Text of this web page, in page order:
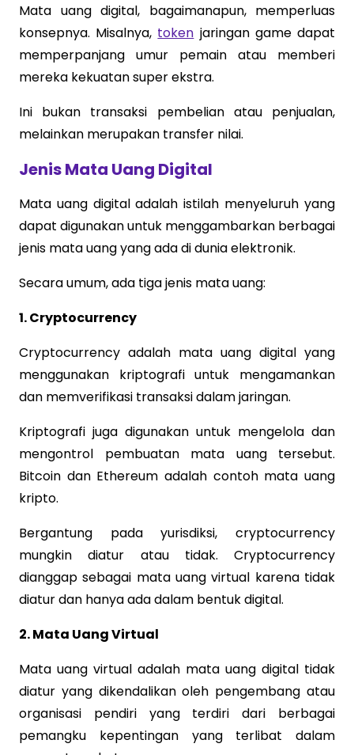
Mata uang digital, bagaimanapun, memperluas
konsepnya. Misalnya, token jaringan game dapat
memperpanjang umur pemain atau memberi
mereka kekuatan super ekstra.
Ini bukan transaksi pembelian atau penjualan,
melainkan merupakan transfer nilai.
Jenis Mata Uang Digital
Mata uang digital adalah istilah menyeluruh yang
dapat digunakan untuk menggambarkan berbagai
jenis mata uang yang ada di dunia elektronik.
Secara umum, ada tiga jenis mata uang:
1. Cryptocurrency
Cryptocurrency adalah mata uang digital yang
menggunakan kriptografi untuk mengamankan
dan memverifikasi transaksi dalam jaringan.
Kriptografi juga digunakan untuk mengelola dan
mengontrol pembuatan mata uang tersebut.
Bitcoin dan Ethereum adalah contoh mata uang
kripto.
Bergantung pada yurisdiksi, cryptocurrency
mungkin diatur atau tidak. Cryptocurrency
dianggap sebagai mata uang virtual karena tidak
diatur dan hanya ada dalam bentuk digital.
2. Mata Uang Virtual
Mata uang virtual adalah mata uang digital tidak
diatur yang dikendalikan oleh pengembang atau
organisasi pendiri yang terdiri dari berbagai
pemangku kepentingan yang terlibat dalam